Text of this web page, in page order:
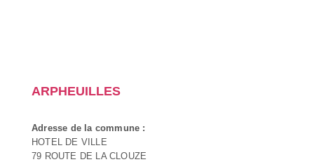
ARPHEUILLES
Adresse de la commune :
HOTEL DE VILLE
79 ROUTE DE LA CLOUZE